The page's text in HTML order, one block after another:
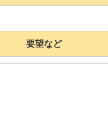
要望など